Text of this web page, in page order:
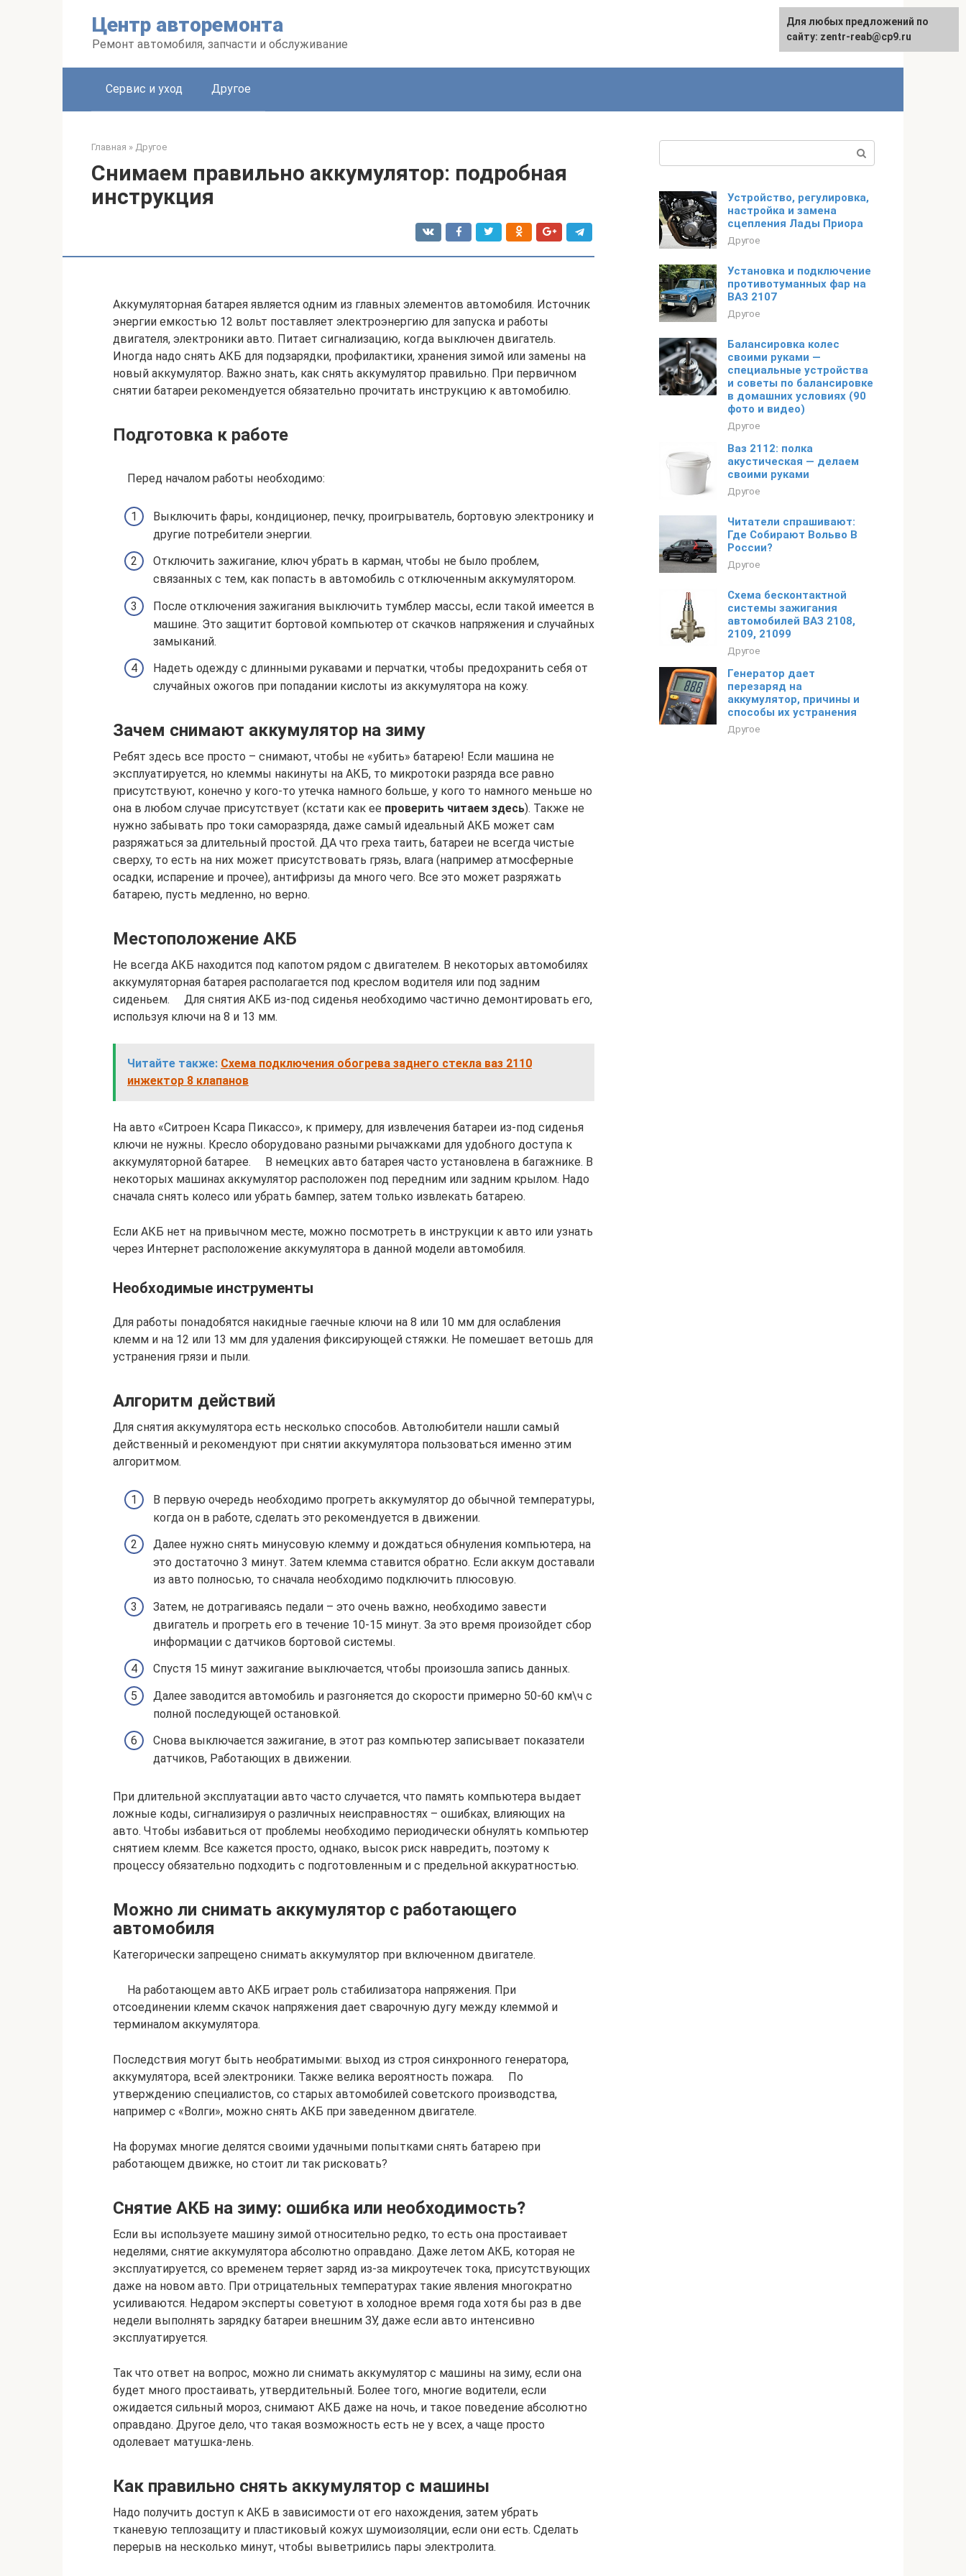
Центр авторемонта
Ремонт автомобиля, запчасти и обслуживание
Сервис и уход Другое
Главная » Другое
Снимаем правильно аккумулятор: подробная
инструкция
Аккумуляторная батарея является одним из главных элементов автомобиля. Источник
энергии емкостью 12 вольт поставляет электроэнергию для запуска и работы
двигателя, электроники авто. Питает сигнализацию, когда выключен двигатель.
Иногда надо снять АКБ для подзарядки, профилактики, хранения зимой или замены на
новый аккумулятор. Важно знать, как снять аккумулятор правильно. При первичном
снятии батареи рекомендуется обязательно прочитать инструкцию к автомобилю.
Подготовка к работе
Перед началом работы необходимо:
Выключить фары, кондиционер, печку, проигрыватель, бортовую электронику и
другие потребители энергии.
Отключить зажигание, ключ убрать в карман, чтобы не было проблем,
связанных с тем, как попасть в автомобиль с отключенным аккумулятором.
После отключения зажигания выключить тумблер массы, если такой имеется в
машине. Это защитит бортовой компьютер от скачков напряжения и случайных
замыканий.
Надеть одежду с длинными рукавами и перчатки, чтобы предохранить себя от
случайных ожогов при попадании кислоты из аккумулятора на кожу.
Зачем снимают аккумулятор на зиму
Ребят здесь все просто – снимают, чтобы не «убить» батарею! Если машина не
эксплуатируется, но клеммы накинуты на АКБ, то микротоки разряда все равно
присутствуют, конечно у кого-то утечка намного больше, у кого то намного меньше но
она в любом случае присутствует (кстати как ее проверить читаем здесь). Также не
нужно забывать про токи саморазряда, даже самый идеальный АКБ может сам
разряжаться за длительный простой. ДА что греха таить, батареи не всегда чистые
сверху, то есть на них может присутствовать грязь, влага (например атмосферные
осадки, испарение и прочее), антифризы да много чего. Все это может разряжать
батарею, пусть медленно, но верно.
Местоположение АКБ
Не всегда АКБ находится под капотом рядом с двигателем. В некоторых автомобилях
аккумуляторная батарея располагается под креслом водителя или под задним
сиденьем. Для снятия АКБ из-под сиденья необходимо частично демонтировать его,
используя ключи на 8 и 13 мм.
Читайте также: Схема подключения обогрева заднего стекла ваз 2110
инжектор 8 клапанов
На авто «Ситроен Ксара Пикассо», к примеру, для извлечения батареи из-под сиденья
ключи не нужны. Кресло оборудовано разными рычажками для удобного доступа к
аккумуляторной батарее. В немецких авто батарея часто установлена в багажнике. В
некоторых машинах аккумулятор расположен под передним или задним крылом. Надо
сначала снять колесо или убрать бампер, затем только извлекать батарею.
Если АКБ нет на привычном месте, можно посмотреть в инструкции к авто или узнать
через Интернет расположение аккумулятора в данной модели автомобиля.
Необходимые инструменты
Для работы понадобятся накидные гаечные ключи на 8 или 10 мм для ослабления
клемм и на 12 или 13 мм для удаления фиксирующей стяжки. Не помешает ветошь для
устранения грязи и пыли.
Алгоритм действий
Для снятия аккумулятора есть несколько способов. Автолюбители нашли самый
действенный и рекомендуют при снятии аккумулятора пользоваться именно этим
алгоритмом.
В первую очередь необходимо прогреть аккумулятор до обычной температуры,
когда он в работе, сделать это рекомендуется в движении.
Далее нужно снять минусовую клемму и дождаться обнуления компьютера, на
это достаточно 3 минут. Затем клемма ставится обратно. Если аккум доставали
из авто полносью, то сначала необходимо подключить плюсовую.
Затем, не дотрагиваясь педали – это очень важно, необходимо завести
двигатель и прогреть его в течение 10-15 минут. За это время произойдет сбор
информации с датчиков бортовой системы.
Спустя 15 минут зажигание выключается, чтобы произошла запись данных.
Далее заводится автомобиль и разгоняется до скорости примерно 50-60 км\ч с
полной последующей остановкой.
Снова выключается зажигание, в этот раз компьютер записывает показатели
датчиков, Работающих в движении.
При длительной эксплуатации авто часто случается, что память компьютера выдает
ложные коды, сигнализируя о различных неисправностях – ошибках, влияющих на
авто. Чтобы избавиться от проблемы необходимо периодически обнулять компьютер
снятием клемм. Все кажется просто, однако, высок риск навредить, поэтому к
процессу обязательно подходить с подготовленным и с предельной аккуратностью.
Можно ли снимать аккумулятор с работающего
автомобиля
Категорически запрещено снимать аккумулятор при включенном двигателе.
На работающем авто АКБ играет роль стабилизатора напряжения. При
отсоединении клемм скачок напряжения дает сварочную дугу между клеммой и
терминалом аккумулятора.
Последствия могут быть необратимыми: выход из строя синхронного генератора,
аккумулятора, всей электроники. Также велика вероятность пожара. По
утверждению специалистов, со старых автомобилей советского производства,
например с «Волги», можно снять АКБ при заведенном двигателе.
На форумах многие делятся своими удачными попытками снять батарею при
работающем движке, но стоит ли так рисковать?
Снятие АКБ на зиму: ошибка или необходимость?
Если вы используете машину зимой относительно редко, то есть она простаивает
неделями, снятие аккумулятора абсолютно оправдано. Даже летом АКБ, которая не
эксплуатируется, со временем теряет заряд из-за микроутечек тока, присутствующих
даже на новом авто. При отрицательных температурах такие явления многократно
усиливаются. Недаром эксперты советуют в холодное время года хотя бы раз в две
недели выполнять зарядку батареи внешним ЗУ, даже если авто интенсивно
эксплуатируется.
Так что ответ на вопрос, можно ли снимать аккумулятор с машины на зиму, если она
будет много простаивать, утвердительный. Более того, многие водители, если
ожидается сильный мороз, снимают АКБ даже на ночь, и такое поведение абсолютно
оправдано. Другое дело, что такая возможность есть не у всех, а чаще просто
одолевает матушка-лень.
Как правильно снять аккумулятор с машины
Надо получить доступ к АКБ в зависимости от его нахождения, затем убрать
тканевую теплозащиту и пластиковый кожух шумоизоляции, если они есть. Сделать
перерыв на несколько минут, чтобы выветрились пары электролита.
Устройство, регулировка,
настройка и замена
сцепления Лады Приора
Другое
Установка и подключение
противотуманных фар на
ВАЗ 2107
Другое
Балансировка колес
своими руками —
специальные устройства
и советы по балансировке
в домашних условиях (90
фото и видео)
Другое
Ваз 2112: полка
акустическая — делаем
своими руками
Другое
Читатели спрашивают:
Где Собирают Вольво В
России?
Другое
Схема бесконтактной
системы зажигания
автомобилей ВАЗ 2108,
2109, 21099
Другое
Генератор дает
перезаряд на
аккумулятор, причины и
способы их устранения
Другое
Для любых предложений по
сайту: zentr-reab@cp9.ru